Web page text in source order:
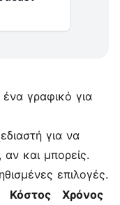
γραφικό για
για να
και μπορείς.
επιλογές.
Κόστος Χρόνος